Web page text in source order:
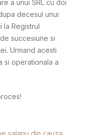
a unui SRL cu doi
decesul unui
la Registrul
succesiune si
Urmand acesti
si operationala a
salariu din cauza